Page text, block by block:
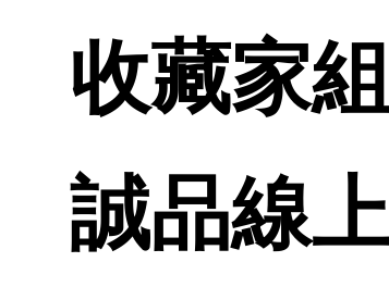
收藏家
誠品線